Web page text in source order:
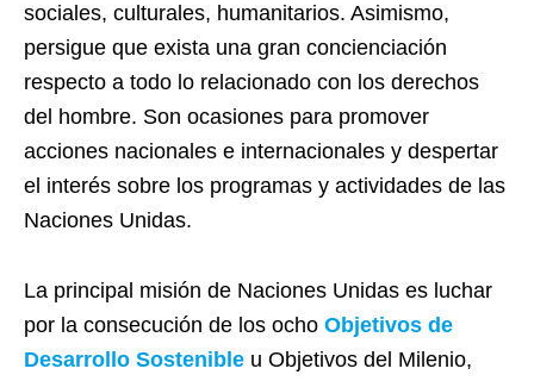
sociales, culturales, humanitarios. Asimismo,
persigue que exista una gran concienciación
respecto a todo lo relacionado con los derechos
del hombre. Son ocasiones para promover
acciones nacionales e internacionales y despertar
el interés sobre los programas y actividades de las
Naciones Unidas.
La principal misión de Naciones Unidas es luchar
por la consecución de los ocho Objetivos de
Desarrollo Sostenible u Objetivos del Milenio,